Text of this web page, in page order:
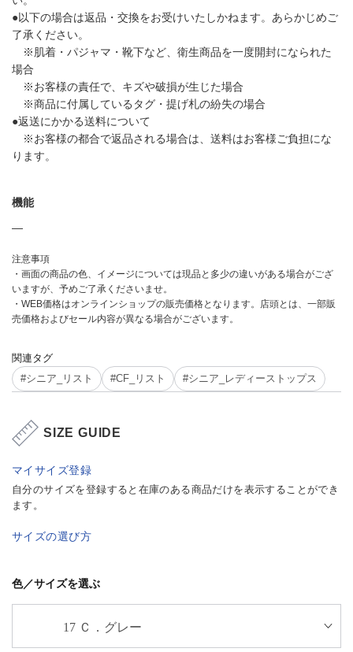
●以下の場合は返品・交換をお受けいたしかねます。あらかじめご
了承ください。
※肌着・パジャマ・靴下など、衛生商品を一度開封になられた
場合
※お客様の責任で、キズや破損が生じた場合
※商品に付属しているタグ・提げ札の紛失の場合
●返送にかかる送料について
※お客様の都合で返品される場合は、送料はお客様ご負担にな
ります。
機能
―
注意事項
・画面の商品の色、イメージについては現品と多少の違いがある場合がござ
いますが、予めご了承くださいませ。
・WEB価格はオンラインショップの販売価格となります。店頭とは、一部販
売価格およびセール内容が異なる場合がございます。
関連タグ
#シニア_リスト
#CF_リスト #シニア_レディーストップス
SIZE GUIDE
マイサイズ登録
自分のサイズを登録すると在庫のある商品だけを表示することができ
ます。
サイズの選び方
色／サイズを選ぶ